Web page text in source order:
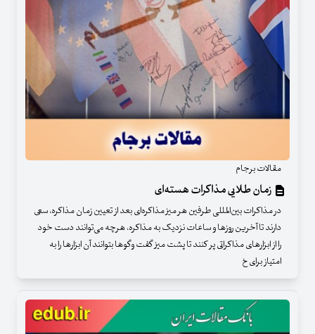
مقالات برجام
زمان طلایی مذاکرات هسته‌ای
در مذاکرات بین‌المللی طرفین هر میز مذاکره‌ای بعد از تعیین زمان مذاکره، سعی
دارند تا آخرین روزها و ساعات نزدیک به مذاکره، هرچه می‌توانند دست خود
را از ابزارهای مذاکراتی پر کنند تا پشت میز گفت وگوها بتوانند آن ابزارها را به
امتیاز برای خ